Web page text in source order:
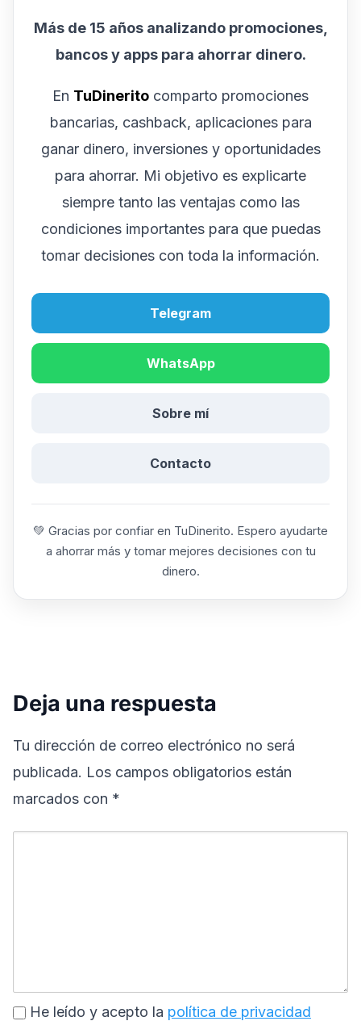
Más de 15 años analizando promociones,
bancos y apps para ahorrar dinero.
En TuDinerito comparto promociones
bancarias, cashback, aplicaciones para
ganar dinero, inversiones y oportunidades
para ahorrar. Mi objetivo es explicarte
siempre tanto las ventajas como las
condiciones importantes para que puedas
tomar decisiones con toda la información.
Telegram
WhatsApp
Sobre mí
Contacto
💚 Gracias por confiar en TuDinerito. Espero ayudarte
a ahorrar más y tomar mejores decisiones con tu
dinero.
Deja una respuesta
Tu dirección de correo electrónico no será
publicada. Los campos obligatorios están
marcados con *
He leído y acepto la política de privacidad